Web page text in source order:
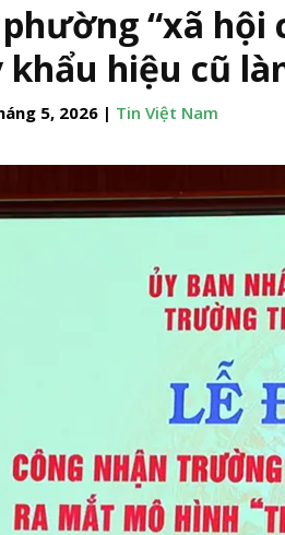
“xã hội
khẩu hiệu cũ
5, 2026 | Tin Việt Nam